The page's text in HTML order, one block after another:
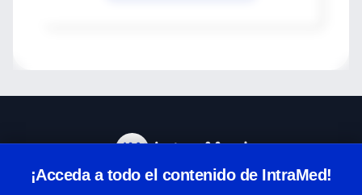
¡Acceda a todo el contenido de IntraMed!